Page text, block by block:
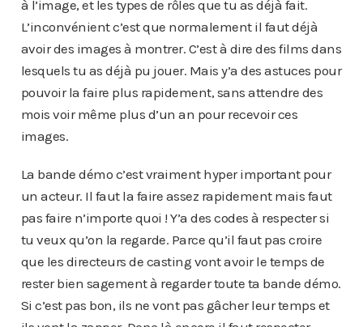
à l’image, et les types de rôles que tu as déjà fait.
L’inconvénient c’est que normalement il faut déjà
avoir des images à montrer. C’est à dire des films dans
lesquels tu as déjà pu jouer. Mais y’a des astuces pour
pouvoir la faire plus rapidement, sans attendre des
mois voir même plus d’un an pour recevoir ces
images.
La bande démo c’est vraiment hyper important pour
un acteur. Il faut la faire assez rapidement mais faut
pas faire n’importe quoi ! Y’a des codes à respecter si
tu veux qu’on la regarde. Parce qu’il faut pas croire
que les directeurs de casting vont avoir le temps de
rester bien sagement à regarder toute ta bande démo.
Si c’est pas bon, ils ne vont pas gâcher leur temps et